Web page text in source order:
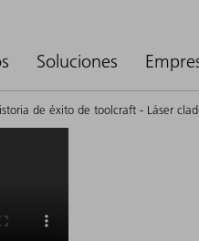
Soluciones
de éxito de toolcraft - Láser